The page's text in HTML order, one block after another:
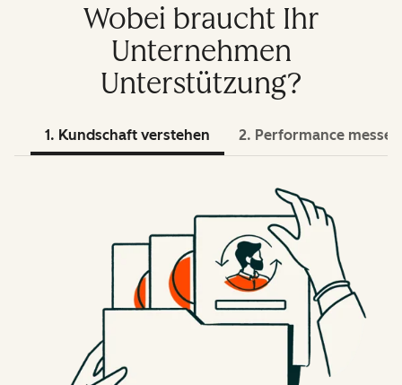
Wobei braucht Ihr
Unternehmen
Unterstützung?
1. Kundschaft verstehen 2. Performance messen